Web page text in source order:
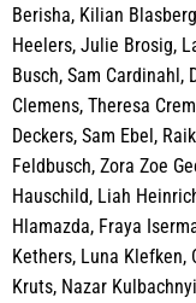
Berisha, Kilian
Heelers, Julie Brosig,
Busch, Sam Cardinahl,
Clemens, Theresa
Deckers, Sam Ebel,
Feldbusch, Zora Zoe
Hauschild, Liah
Hlamazda, Fraya
Kethers, Luna Klefken,
Kruts, Nazar